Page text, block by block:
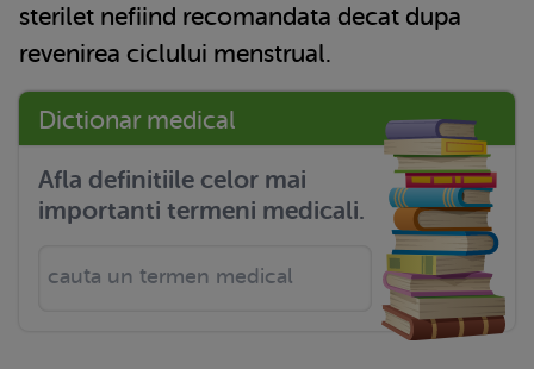
sterilet nefiind recomandata decat dupa
revenirea ciclului menstrual.
Dictionar medical
Afla definitiile celor mai
importanti termeni medicali.